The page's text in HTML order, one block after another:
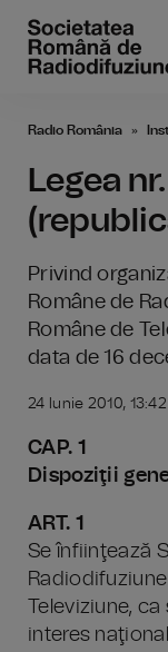
Radio România
Legea
Privind
Române de
Române de
data de 16
24 Iunie 2010, 13:42
CAP. 1
Dispoziţii
ART. 1
Se înfiinţează
Televiziune,
interes